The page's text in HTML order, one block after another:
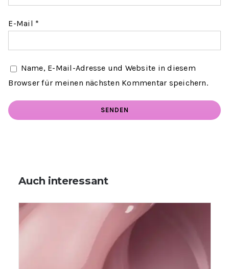
E-Mail *
Name, E-Mail-Adresse und Website in diesem
Browser für meinen nächsten Kommentar speichern.
Auch interessant